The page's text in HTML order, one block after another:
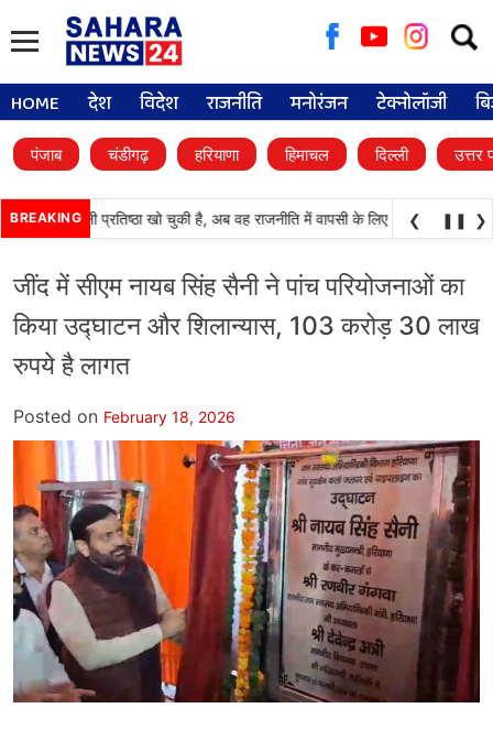
for:
HOME देश विदेश राजनीति मनोरंजन टेक्नोलॉजी
पंजाब चंडीगढ़ हरियाणा हिमाचल दिल्ली उत्तर
BREAKINGदल) अपनी प्रतिष्ठा खो चुकी है, अब वह राजनीति में वापसी के लिए भाजपा से
❮ ❚❚ ❯
जींद में सीएम नायब सिंह सैनी ने पांच परियोजनाओं का
किया उद्घाटन और शिलान्यास, 103 करोड़ 30 लाख
रुपये है लागत
Posted on February 18, 2026